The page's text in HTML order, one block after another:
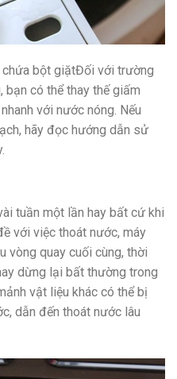
bột giặtĐối với trường
bạn có thể thay thế giấm
với nước nóng. Nếu
hãy đọc hướng dẫn sử
tuần một lần hay bất cứ khi
với việc thoát nước, máy
vòng quay cuối cùng, thời
dừng lại bất thường trong
vật liệu khác có thể bị
dẫn đến thoát nước lâu